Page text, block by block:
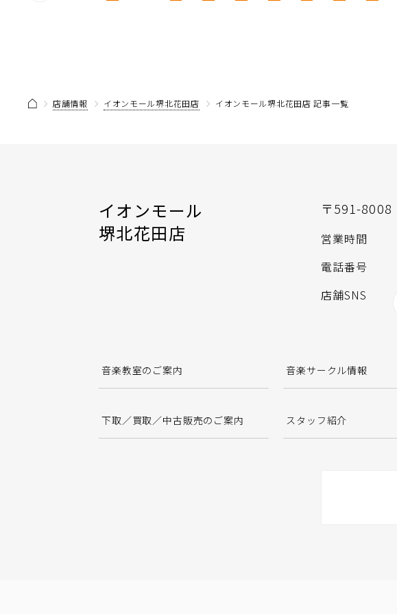
店舗情報 イオンモール堺北花田店 イオンモール堺北花田店 記事一覧
イオンモール
堺北花田店
〒591-8008
営業時間
電話番号
店舗SNS
音楽教室のご案内 音楽サークル情報
下取／買取／中古販売のご案内 スタッフ紹介